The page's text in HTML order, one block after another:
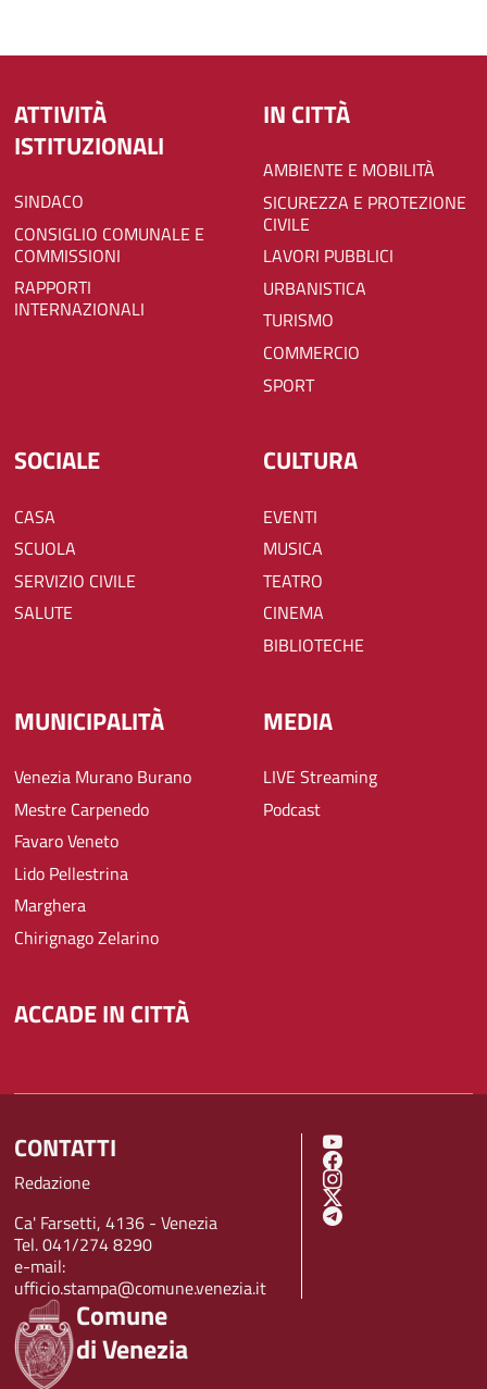
ATTIVITÀ
ISTITUZIONALI
SINDACO
CONSIGLIO COMUNALE E
COMMISSIONI
RAPPORTI
INTERNAZIONALI
IN CITTÀ
AMBIENTE E MOBILITÀ
SICUREZZA E PROTEZIONE
CIVILE
LAVORI PUBBLICI
URBANISTICA
TURISMO
COMMERCIO
SPORT
SOCIALE
CASA
SCUOLA
SERVIZIO CIVILE
SALUTE
CULTURA
EVENTI
MUSICA
TEATRO
CINEMA
BIBLIOTECHE
MUNICIPALITÀ
Venezia Murano Burano
Mestre Carpenedo
Favaro Veneto
Lido Pellestrina
Marghera
Chirignago Zelarino
MEDIA
LIVE Streaming
Podcast
ACCADE IN CITTÀ
Comune
di Venezia
CONTATTI
Redazione
Ca' Farsetti, 4136 - Venezia
Tel. 041/274 8290
e-mail:
ufficio.stampa@comune.venezia.it
SOCIAL MENU